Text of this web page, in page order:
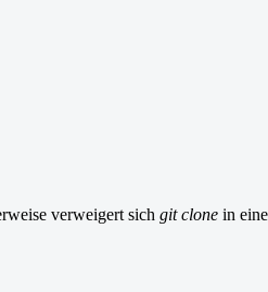
verweigert sich git clone in